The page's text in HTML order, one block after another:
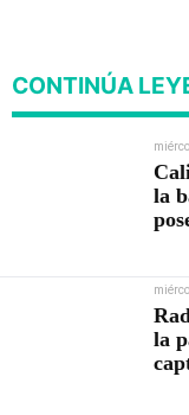
CONTINÚA
la
la